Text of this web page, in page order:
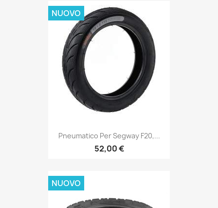
Pneumatico Per Segway F20,...
52,00 €
NUOVO
NUOVO